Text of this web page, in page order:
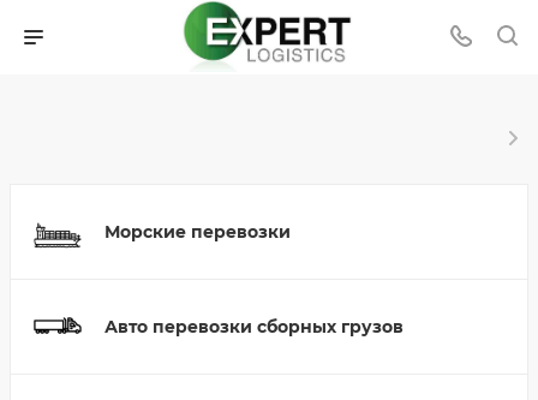
Морские перевозки
Авто перевозки сборных грузов